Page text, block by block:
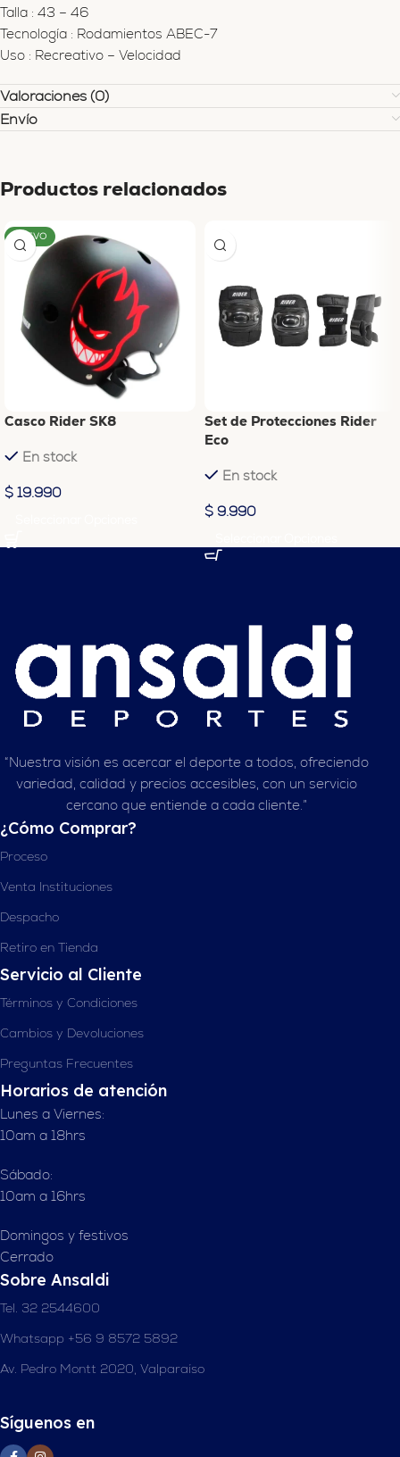
Talla : 43 – 46
Tecnología : Rodamientos ABEC-7
Uso : Recreativo – Velocidad
Valoraciones (0)
Envío
Productos relacionados
NUEVO
Casco Rider SK8
En stock
$ 19.990
Set de Protecciones Rider
Eco
En stock
$ 9.990
“Nuestra visión es acercar el deporte a todos, ofreciendo
variedad, calidad y precios accesibles, con un servicio
cercano que entiende a cada cliente.”
¿Cómo Comprar?
Proceso
Venta Instituciones
Despacho
Retiro en Tienda
Servicio al Cliente
Términos y Condiciones
Cambios y Devoluciones
Preguntas Frecuentes
Horarios de atención
Lunes a Viernes:
10am a 18hrs
Sábado:
10am a 16hrs
Domingos y festivos
Cerrado
Sobre Ansaldi
Tel. 32 2544600
Whatsapp +56 9 8572 5892
Av. Pedro Montt 2020, Valparaíso
Síguenos en